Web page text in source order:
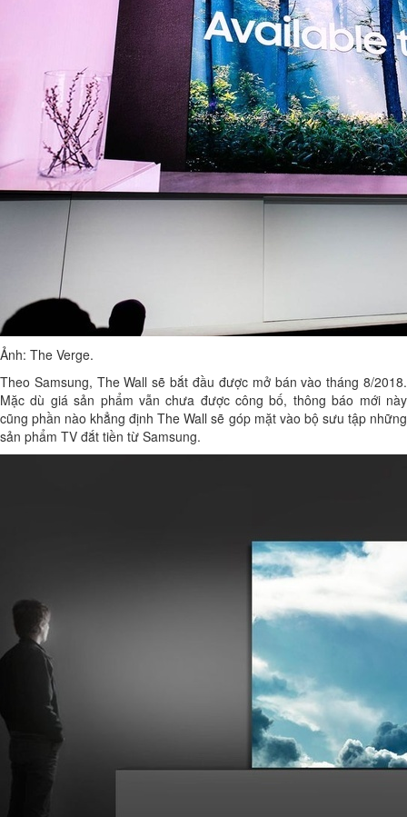
Ảnh: The Verge.
Theo Samsung, The Wall sẽ bắt đầu được mở bán vào tháng 8/2018.
Mặc dù giá sản phẩm vẫn chưa được công bố, thông báo mới này
cũng phần nào khẳng định The Wall sẽ góp mặt vào bộ sưu tập những
sản phẩm TV đắt tiền từ Samsung.